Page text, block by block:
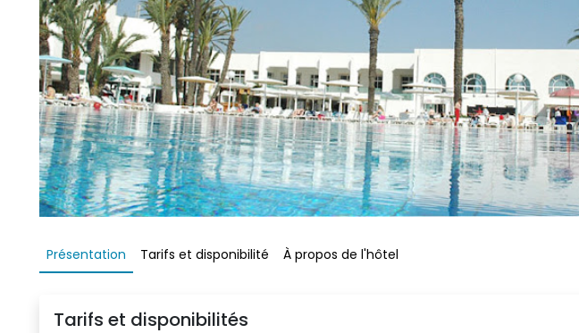
Présentation Tarifs et disponibilité À propos de l'hôtel
Tarifs et disponibilités